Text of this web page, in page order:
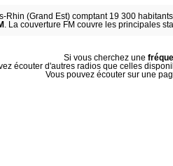
Rhin (Grand Est) comptant 19 300
. La couverture FM couvre les principales
Si vous cherchez une
écouter d'autres radios que celles
Vous pouvez écouter sur une